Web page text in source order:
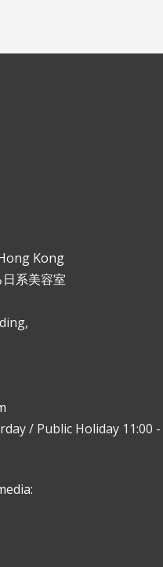
Kong
系美容室
/ Public Holiday 11:00 -